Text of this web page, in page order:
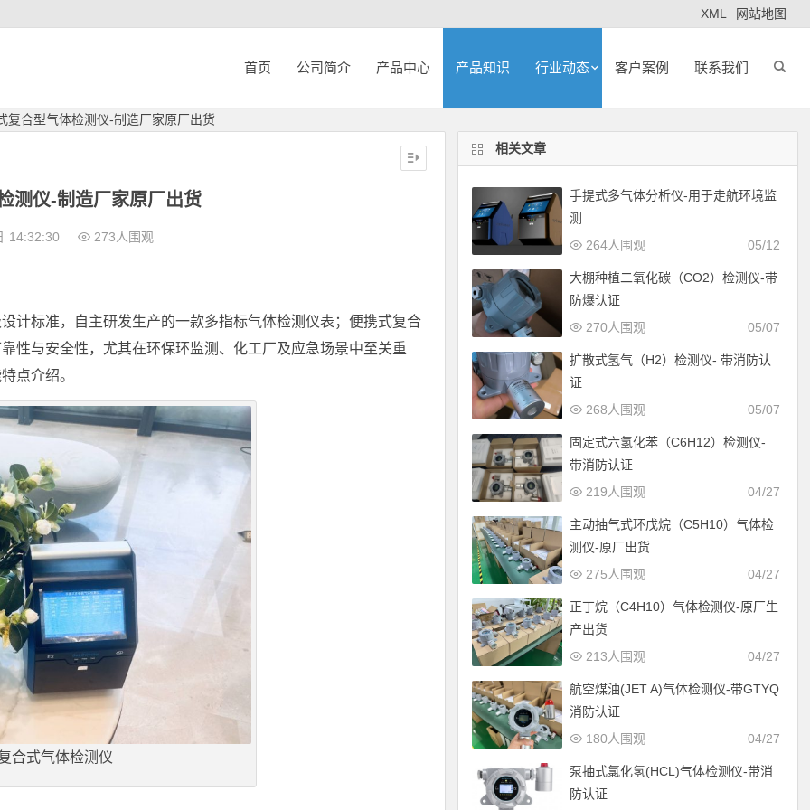
XML 网站地图
首页 公司简介 产品中心 产品知识 行业动态 客户案例 联系我们
复合型气体检测仪-制造厂家原厂出货
测仪-制造厂家原厂出货
14:32:30 273人围观
计标准，自主研发生产的一款多指标气体检测仪表；便携式复合
性与安全性，尤其在环保环监测、化工厂及应急场景中至关重
点介绍。
合式气体检测仪
相关文章
手提式多气体分析仪-用于走航环境监
测
05/12
264人围观
大棚种植二氧化碳（CO2）检测仪-带
防爆认证
05/07
270人围观
扩散式氢气（H2）检测仪- 带消防认
证
05/07
268人围观
固定式六氢化苯（C6H12）检测仪-
带消防认证
04/27
219人围观
主动抽气式环戊烷（C5H10）气体检
测仪-原厂出货
04/27
275人围观
正丁烷（C4H10）气体检测仪-原厂生
产出货
04/27
213人围观
航空煤油(JET A)气体检测仪-带GTYQ
消防认证
04/27
180人围观
泵抽式氯化氢(HCL)气体检测仪-带消
防认证